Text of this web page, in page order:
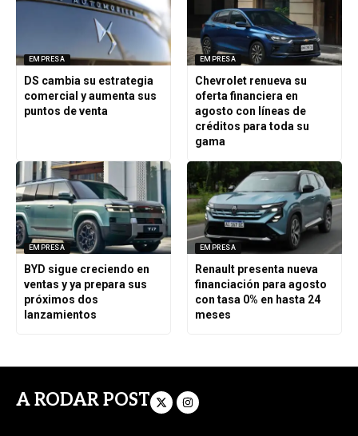
EMPRESA
DS cambia su estrategia
comercial y aumenta sus
puntos de venta
EMPRESA
Chevrolet renueva su
oferta financiera en
agosto con líneas de
créditos para toda su
gama
EMPRESA
BYD sigue creciendo en
ventas y ya prepara sus
próximos dos
lanzamientos
EMPRESA
Renault presenta nueva
financiación para agosto
con tasa 0% en hasta 24
meses
A RODAR POST